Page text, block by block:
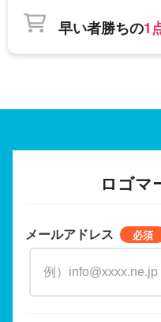
早い者勝ちの1
ロゴマ
メールアドレス